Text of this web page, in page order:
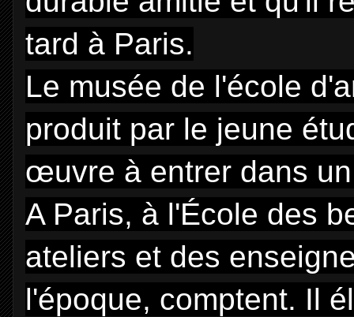
tard à Paris.
Le musée de l'école
produit par le jeune
œuvre à entrer dans
A Paris, à l'École des
ateliers et des
l'époque, comptent. Il